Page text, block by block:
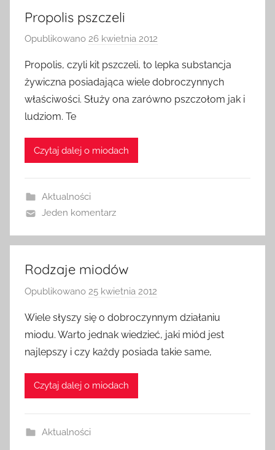
Propolis pszczeli
Opublikowano 26 kwietnia 2012
z
e
z
Propolis, czyli kit pszczeli, to lepka substancja
żywiczna posiadająca wiele dobroczynnych
właściwości. Służy ona zarówno pszczołom jak i
ludziom. Te
Czytaj dalej o miodach
Aktualności
Jeden komentarz
Rodzaje miodów
Opublikowano 25 kwietnia 2012
z
e
z
Wiele słyszy się o dobroczynnym działaniu
miodu. Warto jednak wiedzieć, jaki miód jest
najlepszy i czy każdy posiada takie same,
Czytaj dalej o miodach
Aktualności